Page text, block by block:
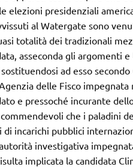
elezioni presidenziali
al Watergate sono
totalità dei tradizionali
asseconda gli argomenti
ad esso
delle Fisco
e pressoché incurante
che i paladini
di incarichi pubblici
autorità investigativa
implicata la candidata